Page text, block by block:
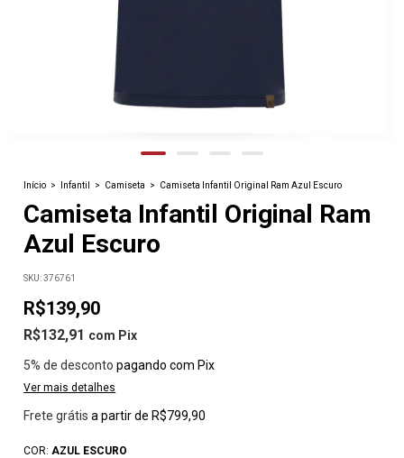
Início > Infantil > Camiseta > Camiseta Infantil Original Ram Azul Escuro
Camiseta Infantil Original Ram
Azul Escuro
SKU:376761
R$139,90
R$132,91 com Pix
5% de desconto pagando com Pix
Ver mais detalhes
Frete grátis a partir deR$799,90
COR: AZUL ESCURO